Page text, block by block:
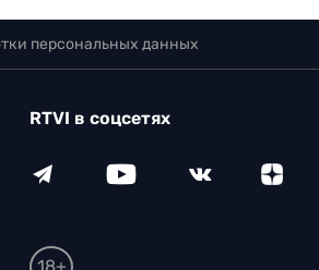
персональных данных
RTVI в соцсетях